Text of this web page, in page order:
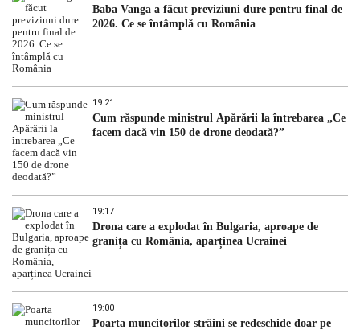
Baba Vanga a făcut previziuni dure pentru final de
2026. Ce se întâmplă cu România
19:21
Cum răspunde ministrul Apărării la întrebarea „Ce
facem dacă vin 150 de drone deodată?”
19:17
Drona care a explodat în Bulgaria, aproape de
granița cu România, aparținea Ucrainei
19:00
Poarta muncitorilor străini se redeschide doar pe